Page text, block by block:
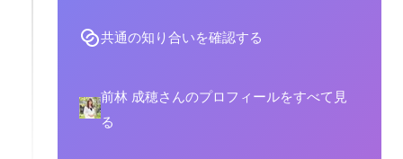
共通の知り合いを確認する
前林 成穂さんのプロフィールをすべて見
る